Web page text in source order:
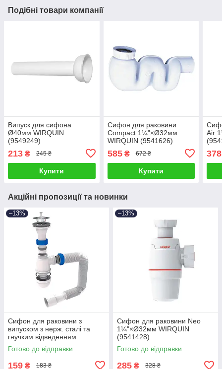
Подібні товари компанії
Випуск для сифона
Ø40мм WIRQUIN
(9549249)
213 ₴ 245 ₴
Купити
Сифон для раковини
Compact 1¼"×Ø32мм
WIRQUIN (9541626)
585₴ 672 ₴
Купити
Air
378
Акційні пропозиції та новинки
–13%
Сифон для раковини з
випуском з нерж. сталі та
гнучким відведенням
1¼"×Ø32/50мм TAU
(9841753)
Готово до відправки
159 ₴ 183 ₴
–13%
Сифон для раковини Neo
1¼"×Ø32мм WIRQUIN
(9541428)
Готово до відправки
285 ₴ 328 ₴